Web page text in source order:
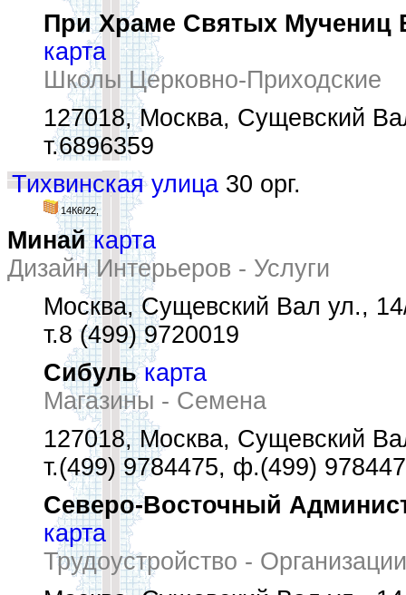
При Храме Святых
карта
Школы Церковно-Приходские
127018, Москва, Сущевский
т.6896359
Тихвинская улица 30 орг.
14К6/22,
Минай карта
Дизайн Интерьеров - Услуги
Москва, Сущевский Вал ул.,
т.8 (499) 9720019
Сибуль карта
Магазины - Семена
127018, Москва, Сущевский
т.(499) 9784475, ф.(499)
Северо-Восточный
карта
Трудоустройство -